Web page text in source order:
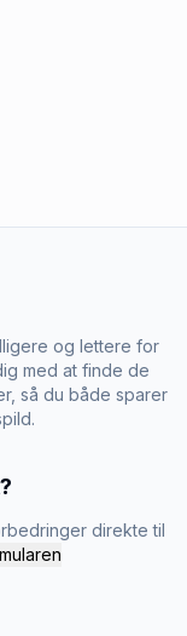
og lettere for
med at finde de
så du både sparer
direkte til